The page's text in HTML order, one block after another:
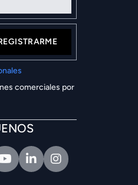
comerciales por
LinkedinIntagram